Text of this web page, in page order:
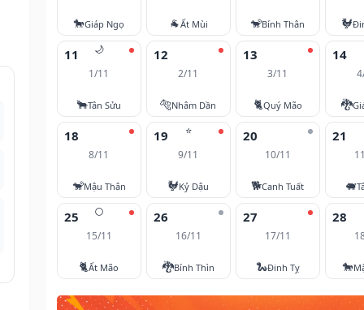
🐎Giáp Ngọ 🐐Ất Mùi 🐒Bính Thân 🐓
🌙
11
1/11
🐂Tân Sửu
12
2/11
🐅Nhâm Dần
13
3/11
🐈Quý Mão
14
🐉
18
8/11
🐒Mậu Thân
⭐
19
9/11
🐓Kỷ Dậu
20
10/11
🐕Canh Tuất
21
🐖
🌕
25
15/11
🐈Ất Mão
26
16/11
🐉Bính Thìn
27
17/11
🐍Đinh Tỵ
28
🐎